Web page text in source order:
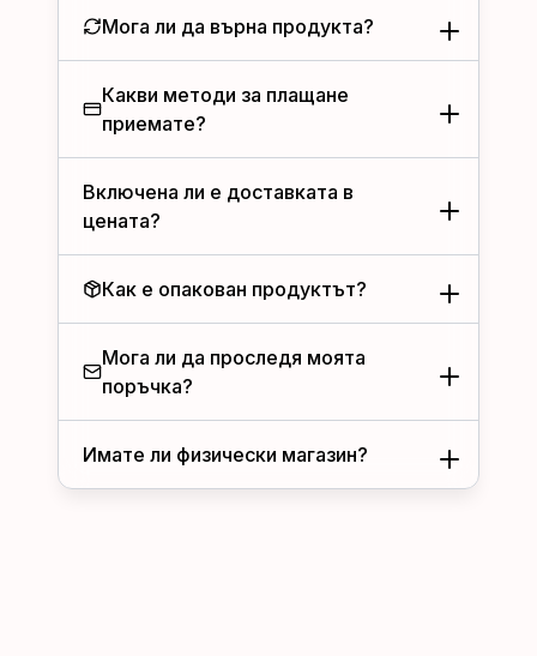
Мога ли да върна продукта?
Какви методи за плащане
приемате?
Включена ли е доставката в
цената?
Как е опакован продуктът?
Мога ли да проследя моята
поръчка?
Имате ли физически магазин?